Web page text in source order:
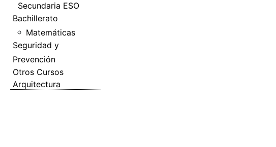
Secundaria ESO
Bachillerato
Matemáticas
Seguridad y
Prevención
Otros Cursos
Arquitectura